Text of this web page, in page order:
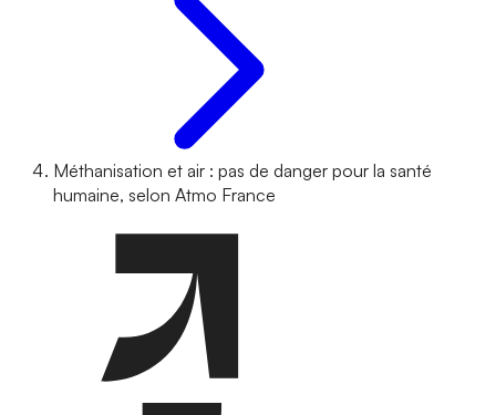
Méthanisation et air : pas de danger pour la santé
humaine, selon Atmo France